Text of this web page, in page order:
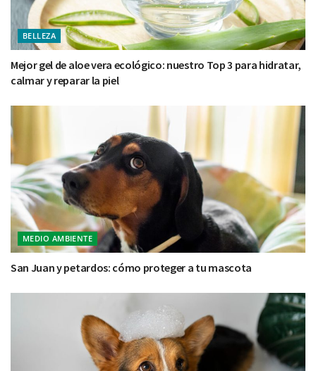
BELLEZA
Mejor gel de aloe vera ecológico: nuestro Top 3 para hidratar,
calmar y reparar la piel
MEDIO AMBIENTE
San Juan y petardos: cómo proteger a tu mascota